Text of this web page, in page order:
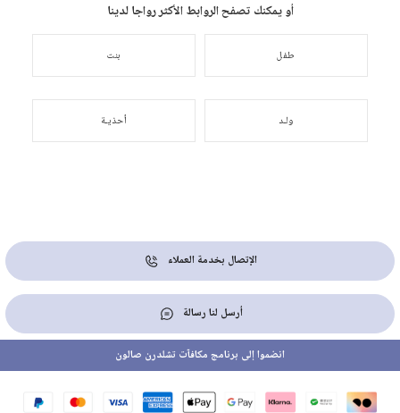
أو يمكنك تصفح الروابط الأكثر رواجا لدينا
طفل بنت
ولـد أحذيـة
الإتصال بخدمة العملاء
أرسل لنا رسالة
انضموا إلى برنامج مكافآت تشلدرن صالون